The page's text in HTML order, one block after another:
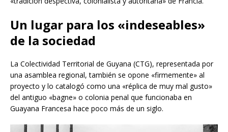
Un lugar para los «indeseables»
de la sociedad
La Colectividad Territorial de Guyana (CTG), representada por
una asamblea regional, también se opone «firmemente» al
proyecto y lo catalogó como una «réplica de muy mal gusto»
del antiguo «bagne» o colonia penal que funcionaba en
Guayana Francesa hace poco más de un siglo.